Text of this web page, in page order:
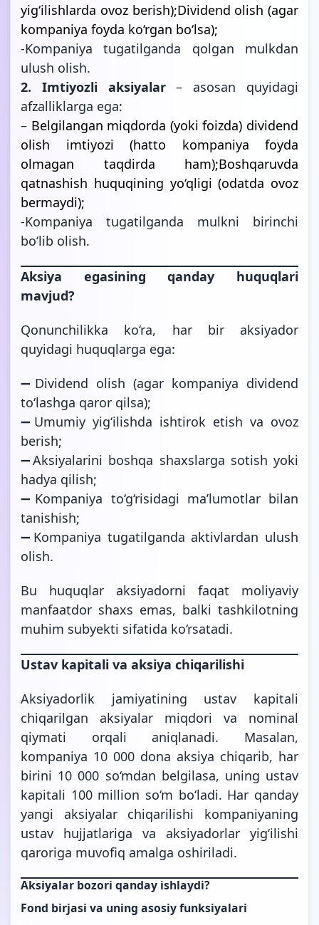
yig‘ilishlarda ovoz berish);Dividend olish (agar
kompaniya foyda ko‘rgan bo‘lsa);
-Kompaniya tugatilganda qolgan mulkdan
ulush olish.
2. Imtiyozli aksiyalar– asosan quyidagi
afzalliklarga ega:
– Belgilangan miqdorda (yoki foizda) dividend
olish imtiyozi (hatto kompaniya foyda
olmagan taqdirda ham);Boshqaruvda
qatnashish huquqining yo‘qligi (odatda ovoz
bermaydi);
-Kompaniya tugatilganda mulkni birinchi
bo‘lib olish.
Aksiya egasining qanday huquqlari
mavjud?
Qonunchilikka ko‘ra, har bir aksiyador
quyidagi huquqlarga ega:
➖Dividend olish (agar kompaniya dividend
to‘lashga qaror qilsa);
➖Umumiy yig‘ilishda ishtirok etish va ovoz
berish;
➖Aksiyalarini boshqa shaxslarga sotish yoki
hadya qilish;
➖Kompaniya to‘g‘risidagi ma’lumotlar bilan
tanishish;
➖Kompaniya tugatilganda aktivlardan ulush
olish.
Bu huquqlar aksiyadorni faqat moliyaviy
manfaatdor shaxs emas, balki tashkilotning
muhim subyekti sifatida ko‘rsatadi.
Ustav kapitali va aksiya chiqarilishi
Aksiyadorlik jamiyatining ustav kapitali
chiqarilgan aksiyalar miqdori va nominal
qiymati orqali aniqlanadi. Masalan,
kompaniya 10 000 dona aksiya chiqarib, har
birini 10 000 so‘mdan belgilasa, uning ustav
kapitali 100 million so‘m bo‘ladi. Har qanday
yangi aksiyalar chiqarilishi kompaniyaning
ustav hujjatlariga va aksiyadorlar yig‘ilishi
qaroriga muvofiq amalga oshiriladi.
Aksiyalar bozori qanday ishlaydi?
Fond birjasi va uning asosiy funksiyalari